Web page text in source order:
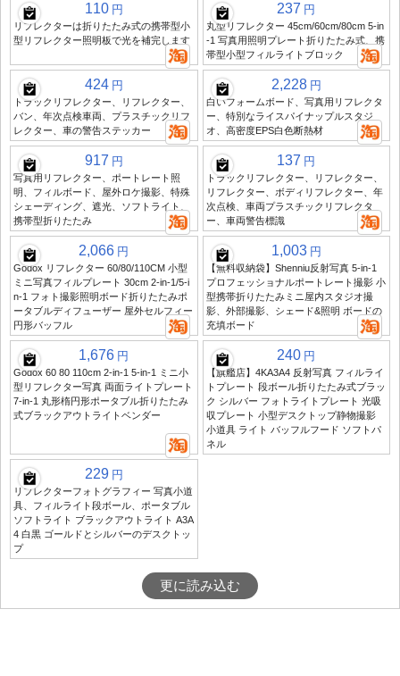
110 円
リフレクターは折りたたみ式の携帯型小
型リフレクター照明板で光を補完します
237 円
丸型リフレクター 45cm/60cm/80cm 5-in
-1 写真用照明プレート折りたたみ式、携
帯型小型フィルライトブロック
424 円
トラックリフレクター、リフレクター、
バン、年次点検車両、プラスチックリフ
レクター、車の警告ステッカー
2,228 円
白いフォームボード、写真用リフレクタ
ー、特別なライスパイナップルスタジ
オ、高密度EPS白色断熱材
917 円
写真用リフレクター、ポートレート照
明、フィルボード、屋外ロケ撮影、特殊
シェーディング、遮光、ソフトライト、
携帯型折りたたみ
137 円
トラックリフレクター、リフレクター、
リフレクター、ボディリフレクター、年
次点検、車両プラスチックリフレクタ
ー、車両警告標識
2,066 円
Godox リフレクター 60/80/110CM 小型
ミニ写真フィルプレート 30cm 2-in-1/5-i
n-1 フォト撮影照明ボード折りたたみポ
ータブルディフューザー 屋外セルフィー
円形バッフル
1,003 円
【無料収納袋】Shenniu反射写真 5-in-1
プロフェッショナルポートレート撮影 小
型携帯折りたたみミニ屋内スタジオ撮
影、外部撮影、シェード&照明 ボードの
充填ボード
1,676 円
Godox 60 80 110cm 2-in-1 5-in-1 ミニ小
型リフレクター写真 両面ライトプレート
7-in-1 丸形楕円形ポータブル折りたたみ
式ブラックアウトライトベンダー
240 円
【旗艦店】4KA3A4 反射写真 フィルライ
トプレート 段ボール折りたたみ式ブラッ
ク シルバー フォトライトプレート 光吸
収プレート 小型デスクトップ静物撮影
小道具 ライト バッフルフード ソフトパ
ネル
229 円
リフレクターフォトグラフィー 写真小道
具、フィルライト段ボール、ポータブル
ソフトライト ブラックアウトライト A3A
4 白黒 ゴールドとシルバーのデスクトッ
プ
更に読み込む